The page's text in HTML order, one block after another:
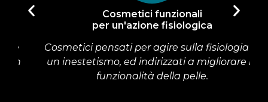
Cosmetici funzionali
per un'azione fisiologica
Cosmetici pensati per agire sulla fisiologia di
un inestetismo, ed indirizzati a migliorare la
funzionalità della pelle.